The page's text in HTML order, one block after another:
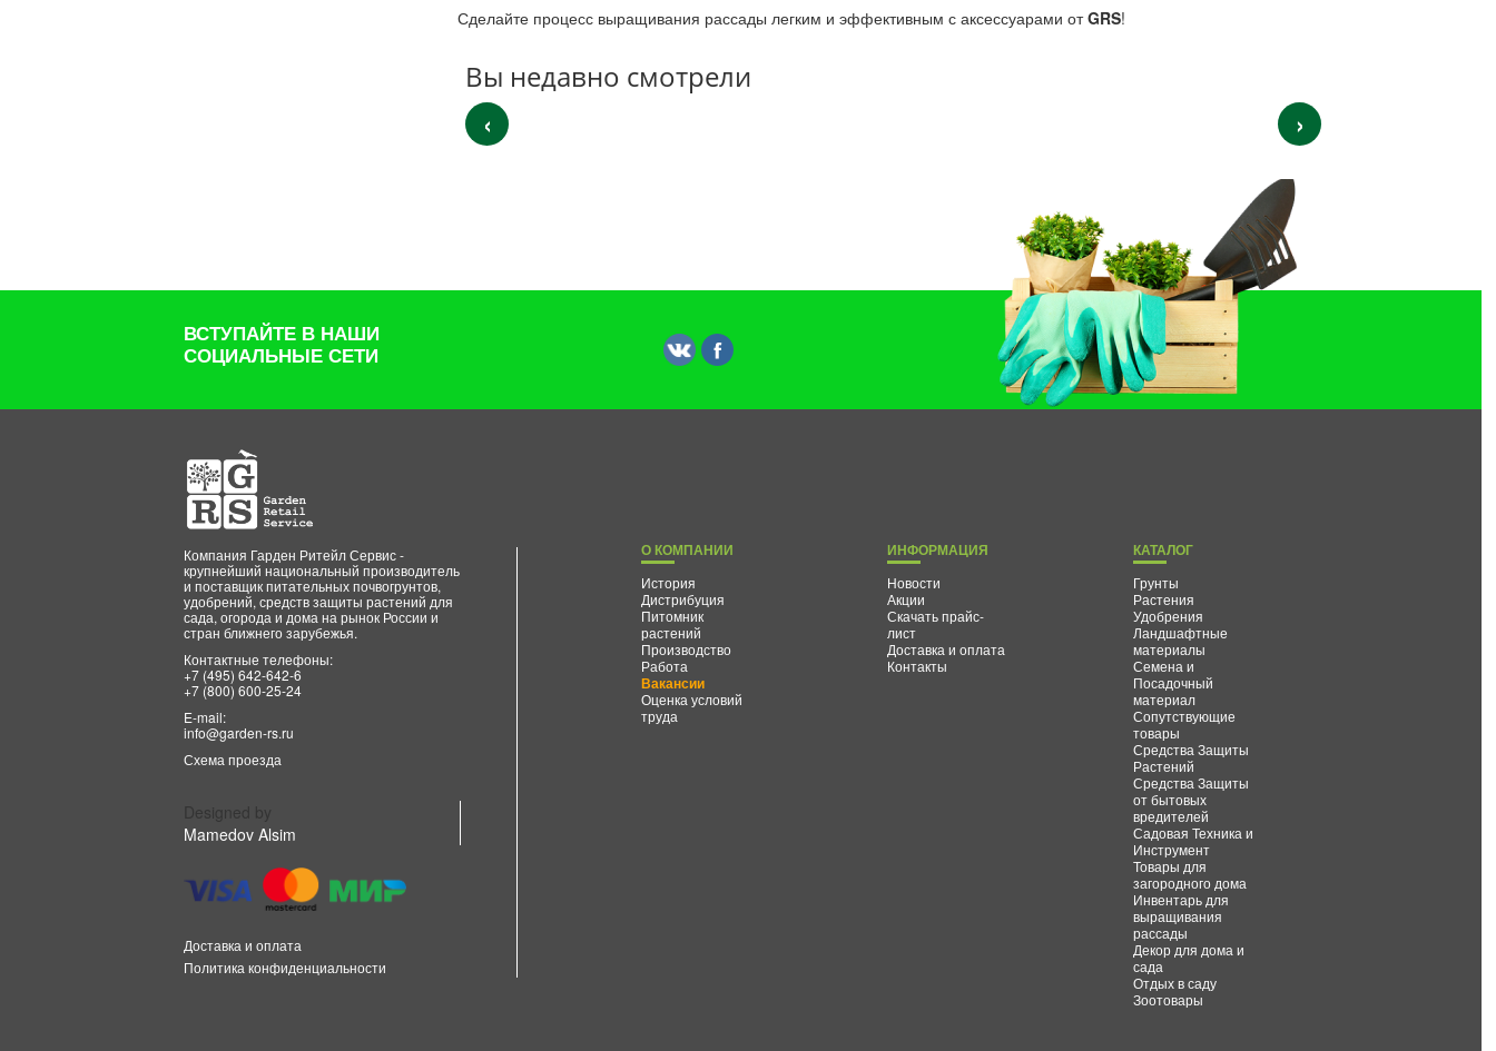
Сделайте процесс выращивания рассады легким и эффективным с аксессуарами отGRS!
Вы недавно смотрели
‹ ›
ВСТУПАЙТЕ В НАШИ
СОЦИАЛЬНЫЕ СЕТИ
Компания Гарден Ритейл Сервис -
крупнейший национальный производитель
и поставщик питательных почвогрунтов,
удобрений, средств защиты растений для
сада, огорода и дома на рынок России и
стран ближнего зарубежья.
Контактные телефоны:
+7 (495) 642-642-6
+7 (800) 600-25-24
E-mail:
info@garden-rs.ru
Схема проезда
Designed by
Mamedov Alsim
Доставка и оплата
Политика конфиденциальности
О КОМПАНИИ
История
Дистрибуция
Питомник
растений
Производство
Работа
Вакансии
Оценка условий
труда
ИНФОРМАЦИЯ
Новости
Акции
Скачать прайс-
лист
Доставка и оплата
Контакты
КАТАЛОГ
Грунты
Растения
Удобрения
Ландшафтные
материалы
Семена и
Посадочный
материал
Сопутствующие
товары
Средства Защиты
Растений
Средства Защиты
от бытовых
вредителей
Садовая Техника и
Инструмент
Товары для
загородного дома
Инвентарь для
выращивания
рассады
Декор для дома и
сада
Отдых в саду
Зоотовары